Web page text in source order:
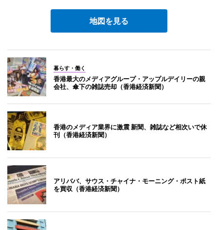
地図を見る
暮らす・働く
香港最大のメディアグループ・アップルデイリーの親
会社、傘下の雑誌売却（香港経済新聞）
香港のメディア業界に激震 新聞、雑誌など相次いで休
刊（香港経済新聞）
アリババ、サウス・チャイナ・モーニング・ポスト紙
を買収（香港経済新聞）